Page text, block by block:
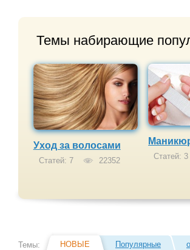
Темы набирающие
Уход за волосами
Статей: 7 22352 Статей: 3
Темы: НОВЫЕ Популярные